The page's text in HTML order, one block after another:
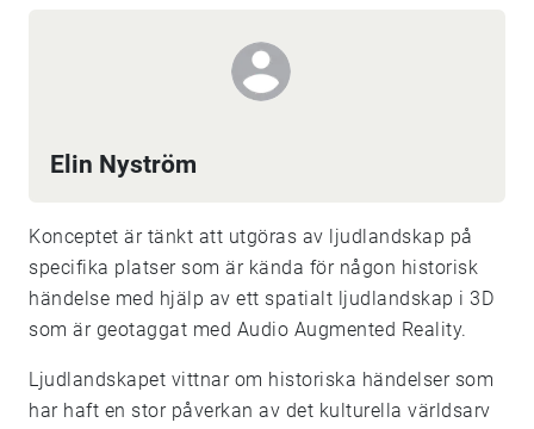
Elin Nyström
Konceptet är tänkt att utgöras av ljudlandskap på
specifika platser som är kända för någon historisk
händelse med hjälp av ett spatialt ljudlandskap i 3D
som är geotaggat med Audio Augmented Reality.
Ljudlandskapet vittnar om historiska händelser som
har haft en stor påverkan av det kulturella världsarv